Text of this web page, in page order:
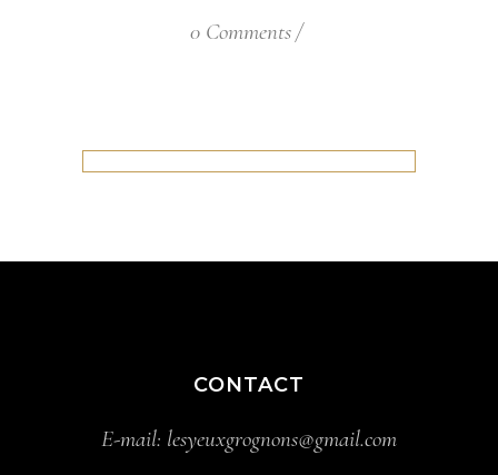
0 Comments
CONTACT
E-mail: lesyeuxgrognons@gmail.com